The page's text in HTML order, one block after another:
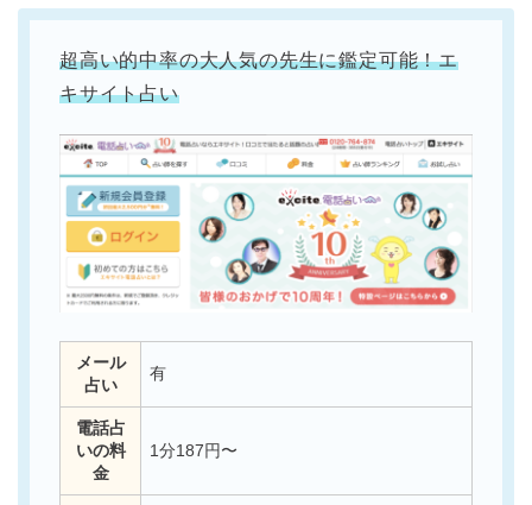
超高い的中率の大人気の先生に鑑定可能！エ
キサイト占い
メール
占い
有
電話占
いの料
金
1分187円〜